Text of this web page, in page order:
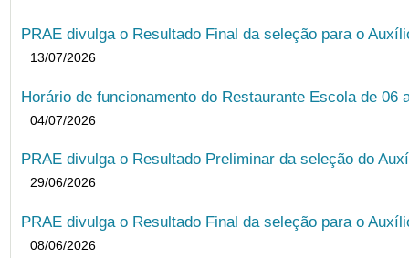
PRAE divulga o Resultado Final da seleção para o
13/07/2026
Horário de funcionamento do Restaurante Escola de 06
04/07/2026
PRAE divulga o Resultado Preliminar da seleção do
29/06/2026
PRAE divulga o Resultado Final da seleção para o
08/06/2026